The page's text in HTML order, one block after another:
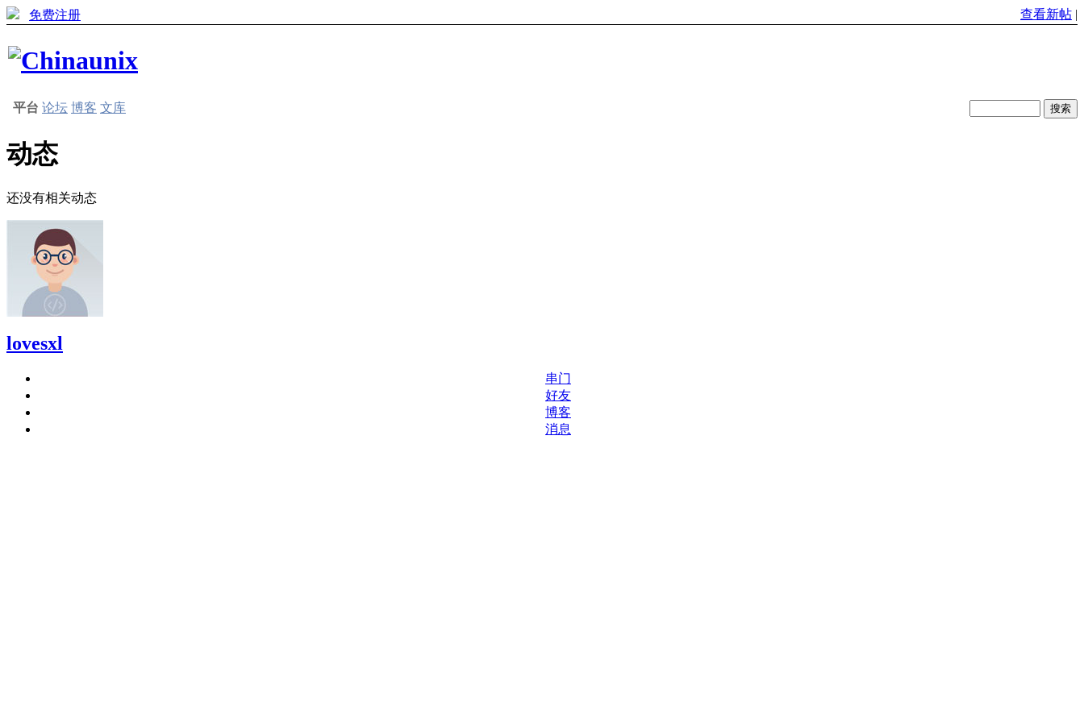
免费注册 查看新帖 |
平台 论坛 博客 文库
动态
还没有相关动态
lovesxl
串门
好友
博客
消息